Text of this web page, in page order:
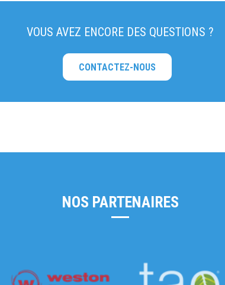
VOUS AVEZ ENCORE DES QUESTIONS ?
CONTACTEZ-NOUS
NOS PARTENAIRES